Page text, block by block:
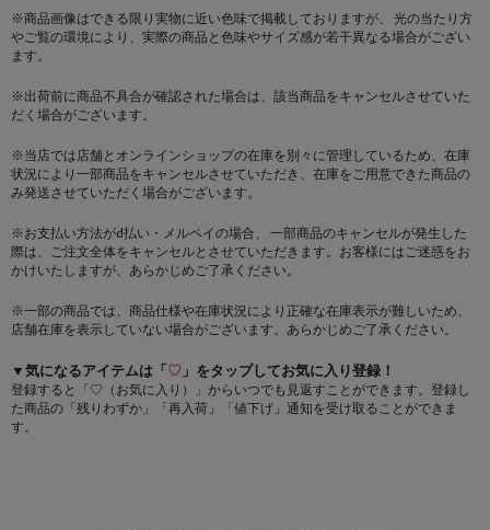
※商品画像はできる限り実物に近い色味で掲載しておりますが、 光の当たり方
やご覧の環境により、実際の商品と色味やサイズ感が若干異なる場合がござい
ます。
※出荷前に商品不具合が確認された場合は、該当商品をキャンセルさせていた
だく場合がございます。
※当店では店舗とオンラインショップの在庫を別々に管理しているため、在庫
状況により一部商品をキャンセルさせていただき、在庫をご用意できた商品の
み発送させていただく場合がございます。
※お支払い方法がd払い・メルペイの場合、 一部商品のキャンセルが発生した
際は、ご注文全体をキャンセルとさせていただきます。お客様にはご迷惑をお
かけいたしますが、あらかじめご了承ください。
※一部の商品では、商品仕様や在庫状況により正確な在庫表示が難しいため、
店舗在庫を表示していない場合がございます。あらかじめご了承ください。
▼気になるアイテムは「♡ 」をタップしてお気に入り登録！
登録すると「♡（お気に入り）」からいつでも見返すことができます。登録し
た商品の「残りわずか」「再入荷」「値下げ」通知を受け取ることができま
す。